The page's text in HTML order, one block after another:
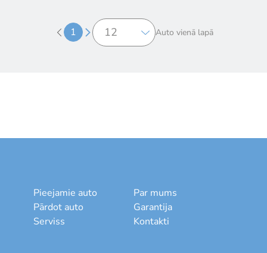
1 Auto vienā lapā
Pieejamie auto
Pārdot auto
Serviss
Par mums
Garantija
Kontakti